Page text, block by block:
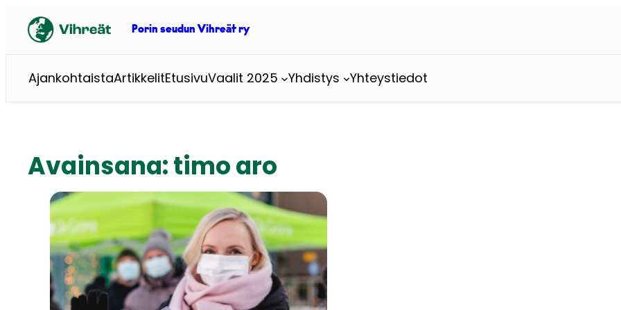
sisältöön
Porin seudun Vihreät ry
AjankohtaistaArtikkelitEtusivuVaalit 2025 Yhdistys Yhteystiedot
Avainsana:timo aro